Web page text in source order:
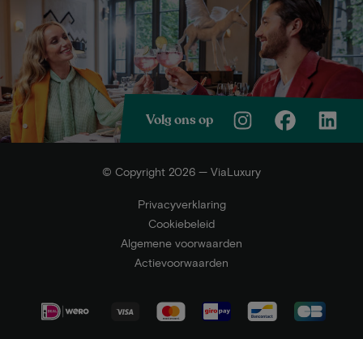
Volg ons op
© Copyright 2026 — ViaLuxury
Privacyverklaring
Cookiebeleid
Algemene voorwaarden
Actievoorwaarden